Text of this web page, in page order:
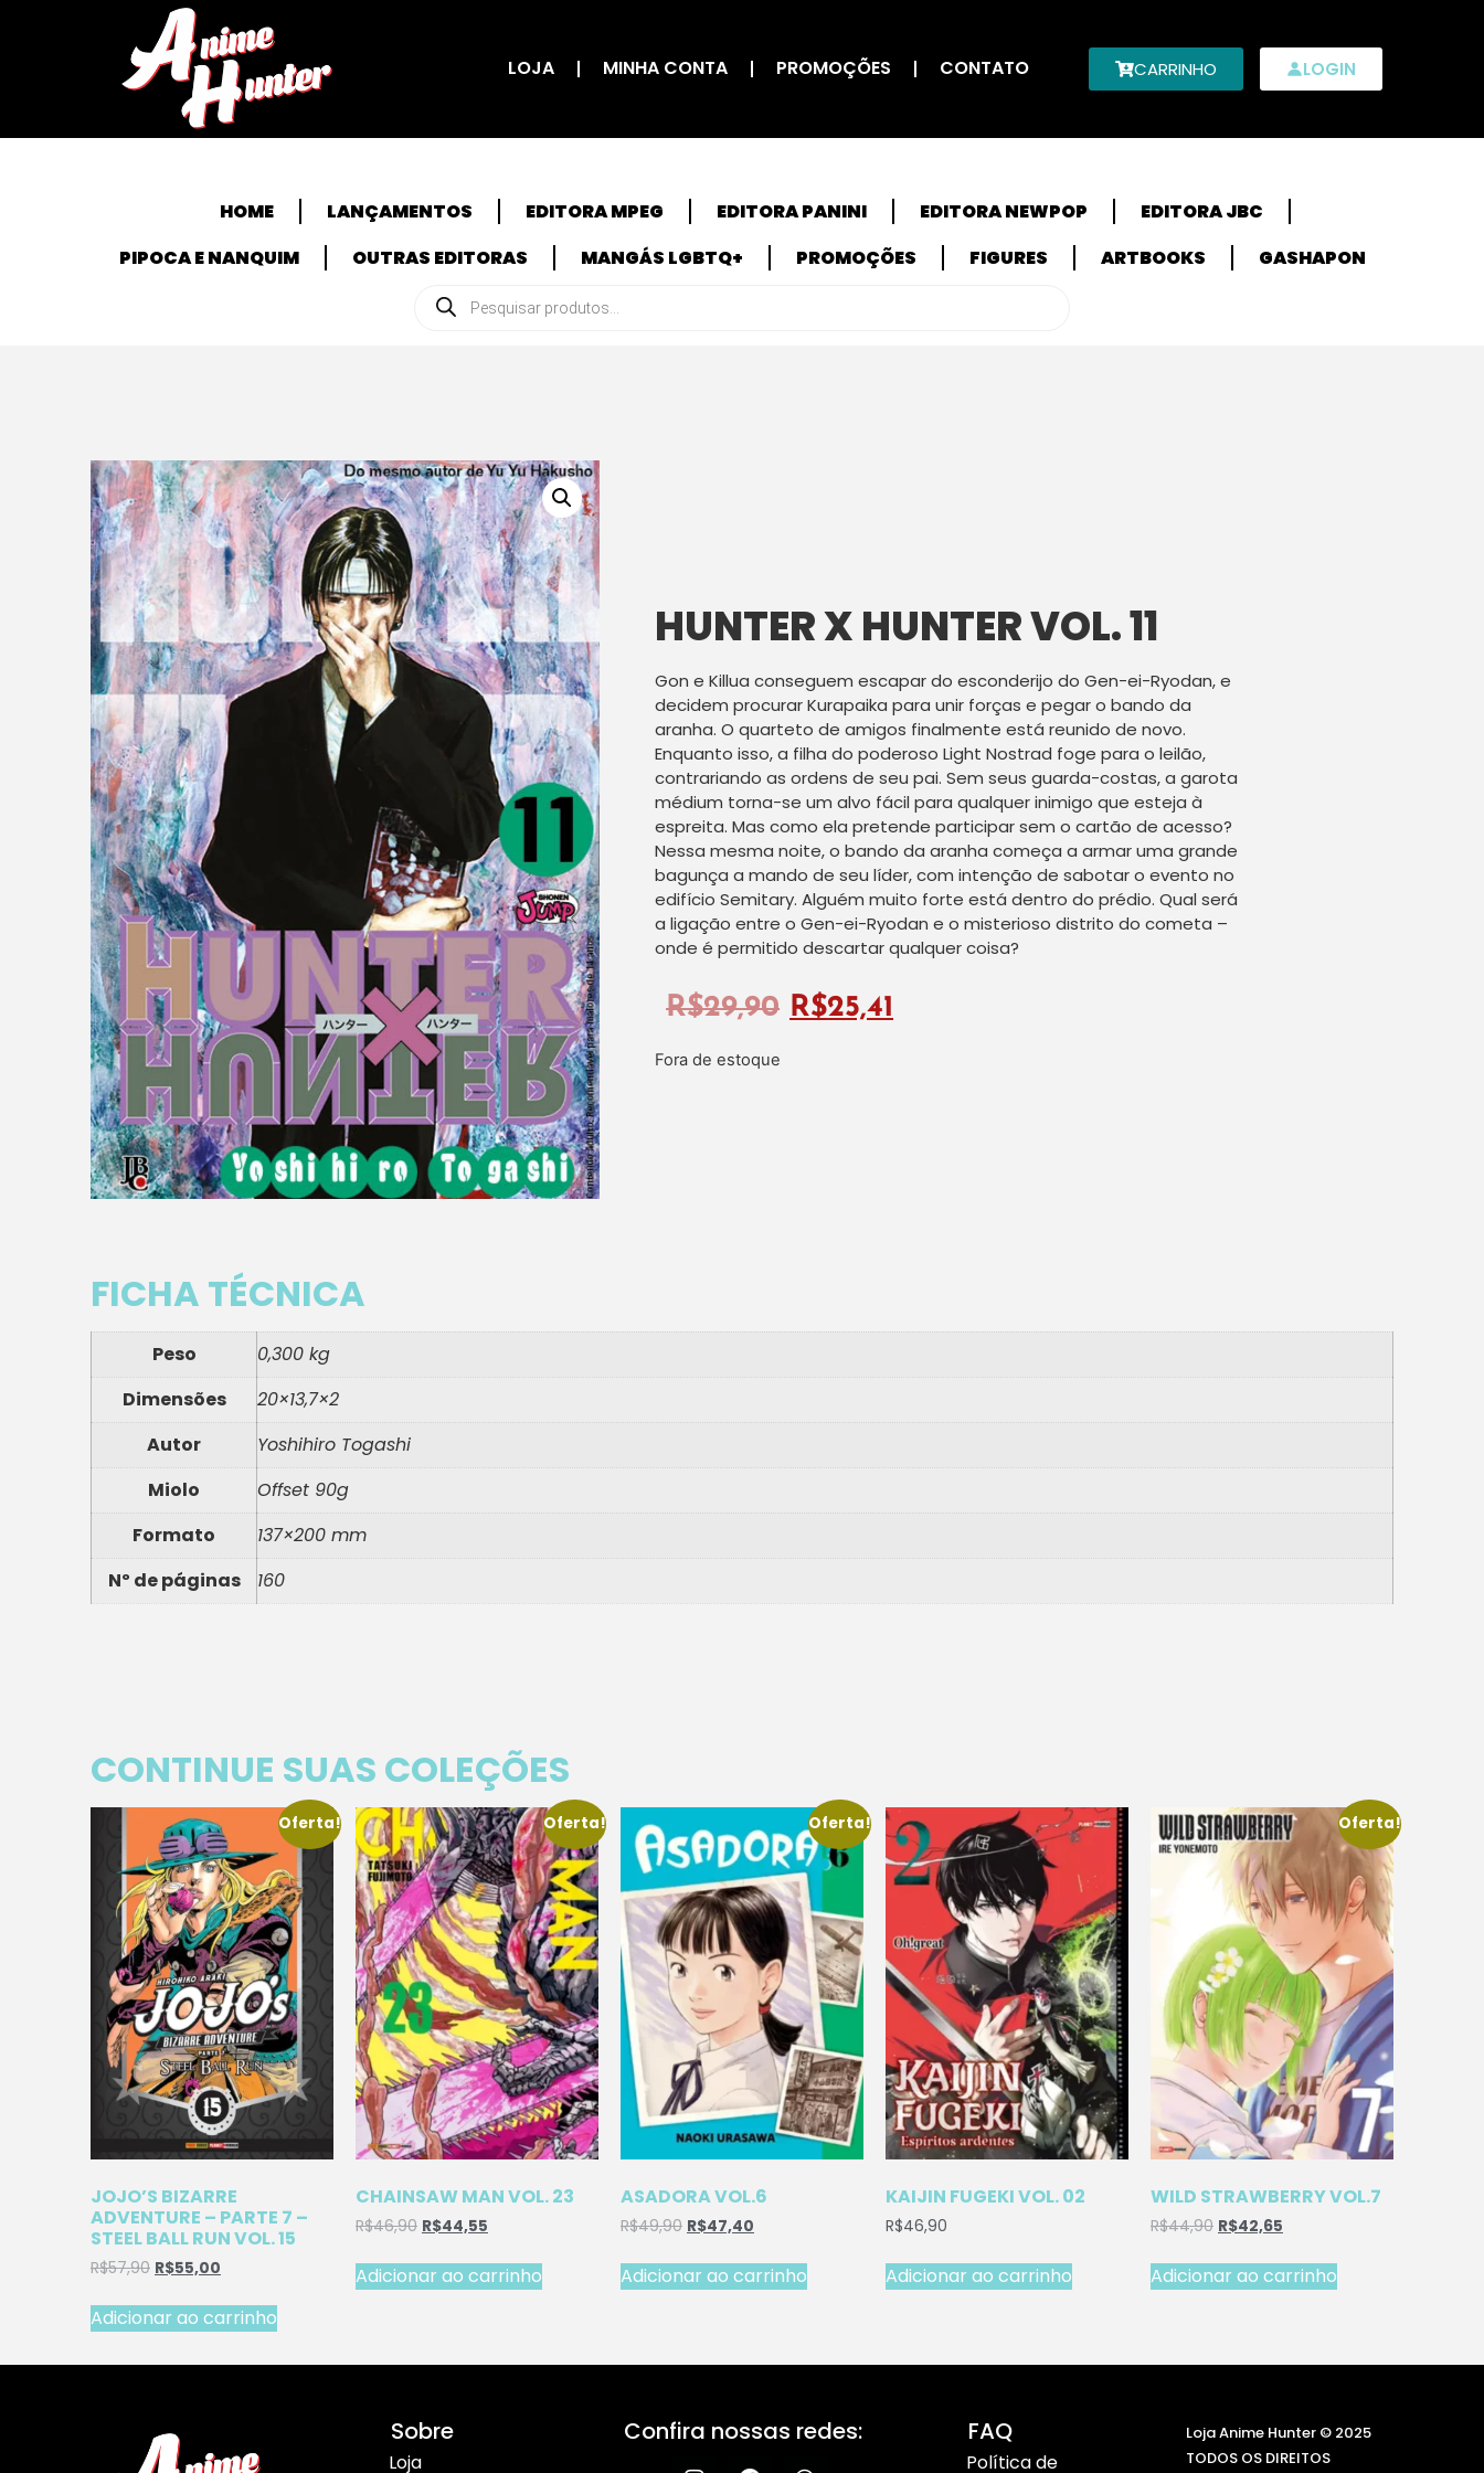
LOJA MINHA CONTA PROMOÇÕES CONTATO CARRINHO LOGIN
HOME LANÇAMENTOS EDITORA MPEG EDITORA PANINI EDITORA NEWPOP
EDITORA JBC
PIPOCA E NANQUIM
OUTRAS EDITORAS MANGÁS LGBTQ+ PROMOÇÕES FIGURES ARTBOOKS GASHAPON
HUNTER X HUNTER VOL. 11
Gon e Killua conseguem escapar do esconderijo do Gen-ei-Ryodan, e
decidem procurar Kurapaika para unir forças e pegar o bando da
aranha. O quarteto de amigos finalmente está reunido de novo.
Enquanto isso, a filha do poderoso Light Nostrad foge para o leilão,
contrariando as ordens de seu pai. Sem seus guarda-costas, a garota
médium torna-se um alvo fácil para qualquer inimigo que esteja à
espreita. Mas como ela pretende participar sem o cartão de acesso?
Nessa mesma noite, o bando da aranha começa a armar uma grande
bagunça a mando de seu líder, com intenção de sabotar o evento no
edifício Semitary. Alguém muito forte está dentro do prédio. Qual será
a ligação entre o Gen-ei-Ryodan e o misterioso distrito do cometa –
onde é permitido descartar qualquer coisa?
R$29,90 R$25,41
Fora de estoque
FICHA TÉCNICA
Peso
0,300 kg
Dimensões
20×13,7×2
Autor
Yoshihiro Togashi
Miolo
Offset 90g
Formato
137×200 mm
Nº de páginas
160
CONTINUE SUAS COLEÇÕES
Oferta!
JOJO’S BIZARRE
ADVENTURE – PARTE 7 –
STEEL BALL RUN VOL. 15
R$57,90 R$55,00
Adicionar ao carrinho
Oferta!
CHAINSAW MAN VOL. 23
R$46,90 R$44,55
Adicionar ao carrinho
Oferta!
ASADORA VOL.6
R$49,90 R$47,40
Adicionar ao carrinho
KAIJIN FUGEKI VOL. 02
R$46,90
Adicionar ao carrinho
Oferta!
WILD STRAWBERRY VOL.7
R$44,90 R$42,65
Adicionar ao carrinho
Sobre
Loja
Confira nossas redes: FAQ
Política de
Loja Anime Hunter © 2025
TODOS OS DIREITOS